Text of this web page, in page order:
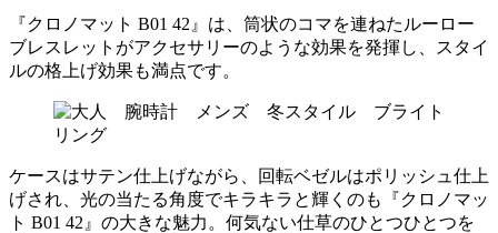
『クロノマット B01 42』は、筒状のコマを連ねたルーロー
ブレスレットがアクセサリーのような効果を発揮し、スタイ
ルの格上げ効果も満点です。
ケースはサテン仕上げながら、回転ベゼルはポリッシュ仕上
げされ、光の当たる角度でキラキラと輝くのも『クロノマッ
ト B01 42』の大きな魅力。何気ない仕草のひとつひとつを